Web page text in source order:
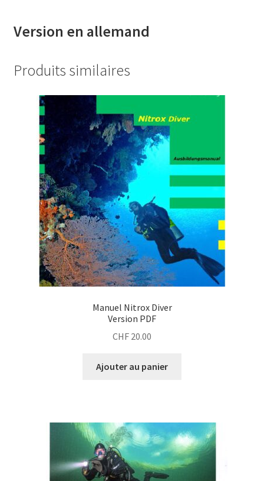
Version en allemand
Produits similaires
Manuel Nitrox Diver
Version PDF
CHF 20.00
Ajouter au panier